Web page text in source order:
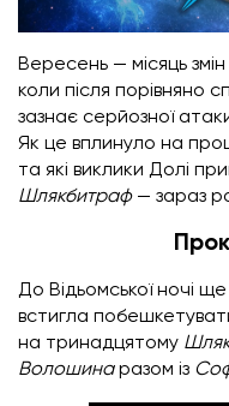
Вересень — місяць
коли після порівняно
зазнає серйозної
Як це вплинуло на
та які виклики Долі
Шлякбитраф— зараз
До Відьомської ночі
встигла
на тринадцятому
Волошинаразом із